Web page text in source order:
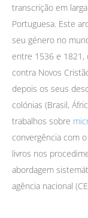
transcrição em
Portuguesa. Este
seu género no
entre 1536 e 1821,
contra Novos
depois os seus
colónias (Brasil,
trabalhos sobre
convergência com
livros nos
abordagem
agência nacional